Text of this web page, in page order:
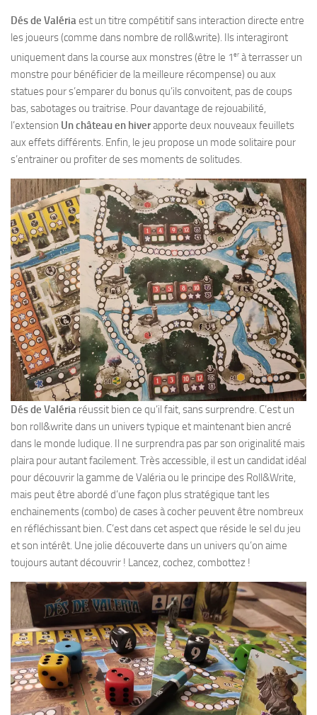
Dés de Valériaest un titre compétitif sans interaction directe entre
les joueurs (comme dans nombre de roll&write). Ils interagiront
uniquement dans la course aux monstres (être le 1er à terrasser un
monstre pour bénéficier de la meilleure récompense) ou aux
statues pour s’emparer du bonus qu’ils convoitent, pas de coups
bas, sabotages ou traitrise. Pour davantage de rejouabilité,
l’extension Un château en hiverapporte deux nouveaux feuillets
aux effets différents. Enfin, le jeu propose un mode solitaire pour
s’entrainer ou profiter de ses moments de solitudes.
Dés de Valéria réussit bien ce qu’il fait, sans surprendre. C’est un
bon roll&write dans un univers typique et maintenant bien ancré
dans le monde ludique. Il ne surprendra pas par son originalité mais
plaira pour autant facilement. Très accessible, il est un candidat idéal
pour découvrir la gamme de Valéria ou le principe des Roll&Write,
mais peut être abordé d’une façon plus stratégique tant les
enchainements (combo) de cases à cocher peuvent être nombreux
en réfléchissant bien. C’est dans cet aspect que réside le sel du jeu
et son intérêt. Une jolie découverte dans un univers qu’on aime
toujours autant découvrir ! Lancez, cochez, combottez !